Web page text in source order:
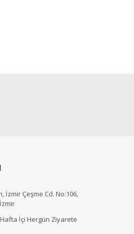
İzmir Çeşme Cd. No:106,
Hafta İçi Hergün Ziyarete